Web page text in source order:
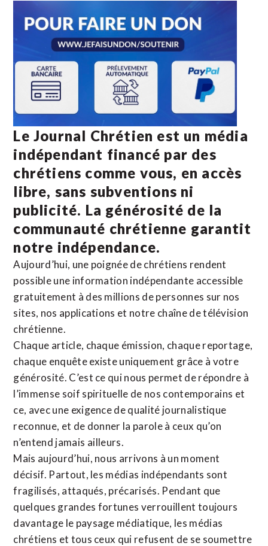
Le Journal Chrétien est un média
indépendant financé par des
chrétiens comme vous, en accès
libre, sans subventions ni
publicité. La générosité de la
communauté chrétienne garantit
notre indépendance.
Aujourd’hui, une poignée de chrétiens rendent
possible une information indépendante accessible
gratuitement à des millions de personnes sur nos
sites, nos applications et notre chaîne de télévision
chrétienne.
Chaque article, chaque émission, chaque reportage,
chaque enquête existe uniquement grâce à votre
générosité. C’est ce qui nous permet de répondre à
l’immense soif spirituelle de nos contemporains et
ce, avec une exigence de qualité journalistique
reconnue, et de donner la parole à ceux qu’on
n’entend jamais ailleurs.
Mais aujourd’hui, nous arrivons à un moment
décisif. Partout, les médias indépendants sont
fragilisés, attaqués, précarisés. Pendant que
quelques grandes fortunes verrouillent toujours
davantage le paysage médiatique, les médias
chrétiens et tous ceux qui refusent de se soumettre